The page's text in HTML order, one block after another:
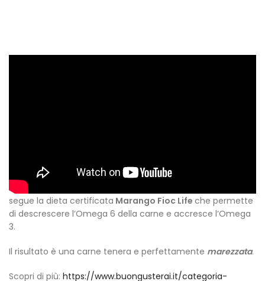
Il nostro Marango è allevato allo stato brado per 6/7 mesi e
segue la dieta certificata Marango Fioc Life che permette
di descrescere l’Omega 6 della carne e accresce l’Omega
3.
Il risultato è una carne tenera e perfettamente marezzata.
Scopri di più: https://www.buongusterai.it/categoria-